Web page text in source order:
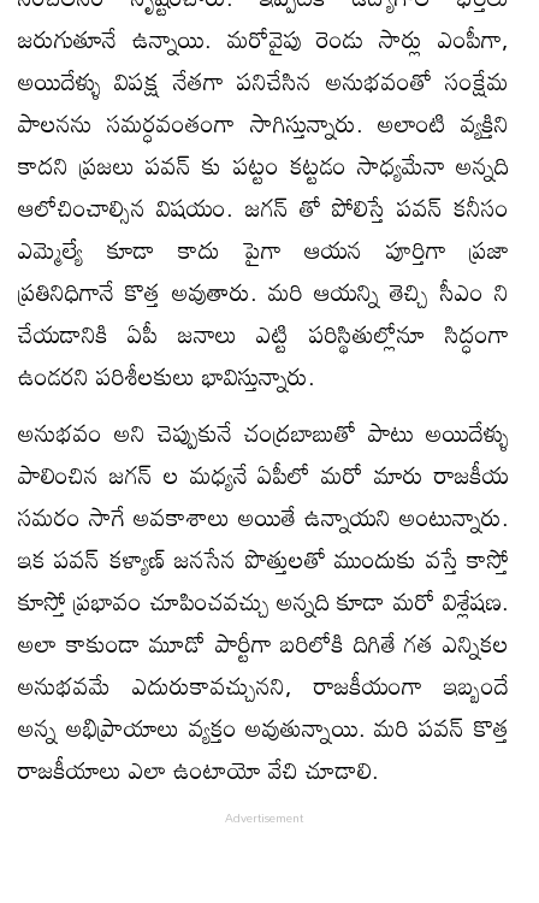
జ‌రుగుతూనే ఉన్నాయి. మ‌రోవైపు రెండు సార్లు ఎంపీగా,
అయిదేళ్ళు విపక్ష నేతగా పనిచేసిన అనుభవంతో సంక్షేమ
పాల‌న‌ను స‌మ‌ర్ధ‌వంతంగా సాగిస్తున్నారు. అలాంటి వ్య‌క్తిని
కాద‌ని ప్ర‌జ‌లు ప‌వ‌న్ కు ప‌ట్టం క‌ట్ట‌డం సాధ్య‌మేనా అన్న‌ది
ఆలోచించాల్సిన విష‌యం. జ‌గ‌న్ తో పోలిస్తే పవన్ కనీసం
ఎమ్మెల్యే కూడా కాదు పైగా ఆయన పూర్తిగా ప్రజా
ప్రతినిధిగానే కొత్త అవుతారు. మరి ఆయన్ని తెచ్చి సీఎం ని
చేయడానికి ఏపీ జనాలు ఎట్టి ప‌రిస్థితుల్లోనూ సిద్ధంగా
ఉండ‌ర‌ని ప‌రిశీల‌కులు భావిస్తున్నారు.
అనుభవం అని చెప్పుకునే చంద్రబాబుతో పాటు అయిదేళ్ళు
పాలించిన జగన్ ల మధ్యనే ఏపీలో మరో మారు రాజకీయ
సమరం సాగే అవకాశాలు అయితే ఉన్నాయని అంటున్నారు.
ఇక పవన్ కళ్యాణ్ జనసేన పొత్తులతో ముందుకు వస్తే కాస్తో
కూస్తో ప్రభావం చూపించవచ్చు అన్నది కూడా మ‌రో విశ్లేషణ.
అలా కాకుండా మూడో పార్టీగా బ‌రిలోకి దిగితే గ‌త ఎన్నిక‌ల
అనుభ‌వ‌మే ఎదురుకావ‌చ్చున‌ని, రాజకీయంగా ఇబ్బందే
అన్న అభిప్రాయాలు వ్య‌క్తం అవుతున్నాయి. మ‌రి ప‌వ‌న్ కొత్త
రాజ‌కీయాలు ఎలా ఉంటాయో వేచి చూడాలి.